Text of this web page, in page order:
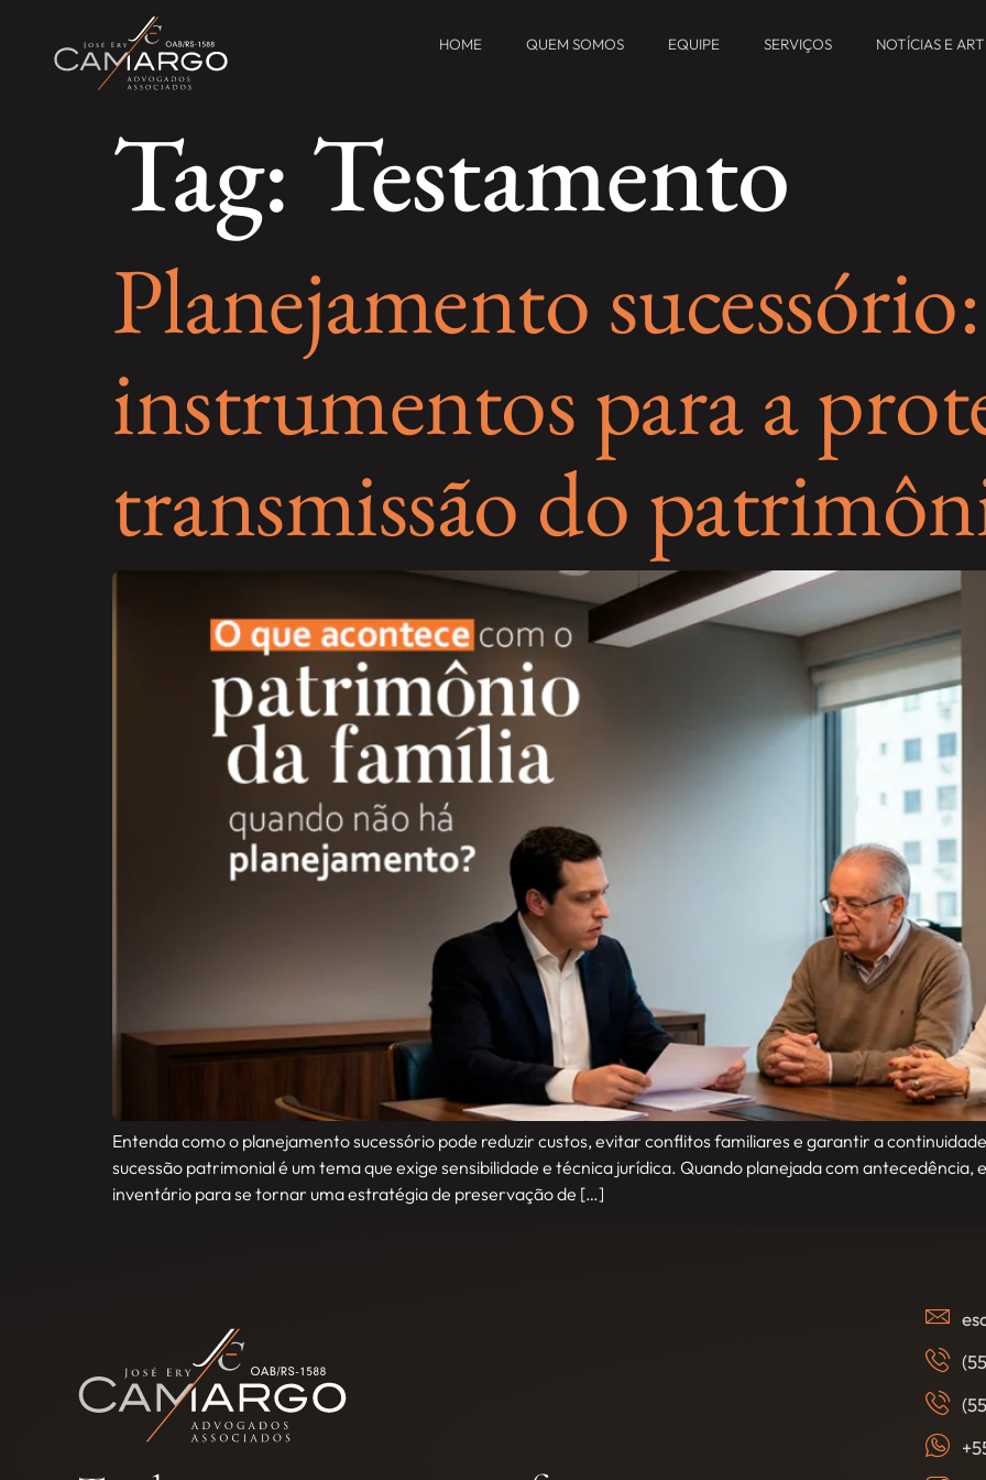
HOME QUEM SOMOS EQUIPE SERVIÇOS NOTÍCIAS E
Tag: Testamento
Planejamento sucessório:
instrumentos para a
transmissão do
Entenda como o planejamento sucessório pode reduzir custos, evitar conflitos familiares e garantir a
sucessão patrimonial é um tema que exige sensibilidade e técnica jurídica. Quando planejada com antecedência,
inventário para se tornar uma estratégia de preservação de […]